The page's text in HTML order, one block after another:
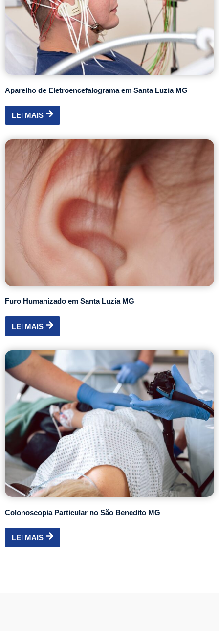
Aparelho de Eletroencefalograma em Santa Luzia MG
LEI MAIS
Furo Humanizado em Santa Luzia MG
LEI MAIS
Colonoscopia Particular no São Benedito MG
LEI MAIS